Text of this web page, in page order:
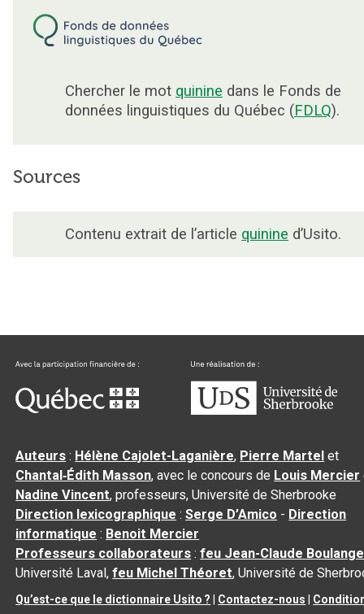
Chercher le mot quinine dans le Fonds de
données linguistiques du Québec (FDLQ).
Sources
Contenu extrait de l’article quinine d’Usito.
Auteurs : Hélène Cajolet-Laganière, Pierre Martel et
Chantal‑Édith Masson, avec le concours de Louis Mercier
Nadine Vincent, professeurs, Université de Sherbrooke
Direction lexicographique :Serge D’Amico - Direction
informatique : Benoit Mercier
Professeurs collaborateurs :feu Jean-Claude
Université Laval,feu Michel Théoret, Université de
Qu’est-ce que le dictionnaire Usito ? Contactez-nous